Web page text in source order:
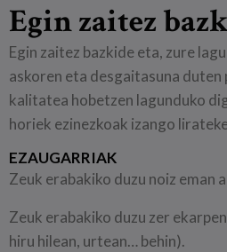
Egin zaitez
Egin zaitez bazkide eta, zure
askoren eta desgaitasuna duten
kalitatea hobetzen lagunduko
horiek ezinezkoak izango
EZAUGARRIAK
Zeuk erabakiko duzu noiz eman
Zeuk erabakiko duzu zer
hiru hilean, urtean… behin).